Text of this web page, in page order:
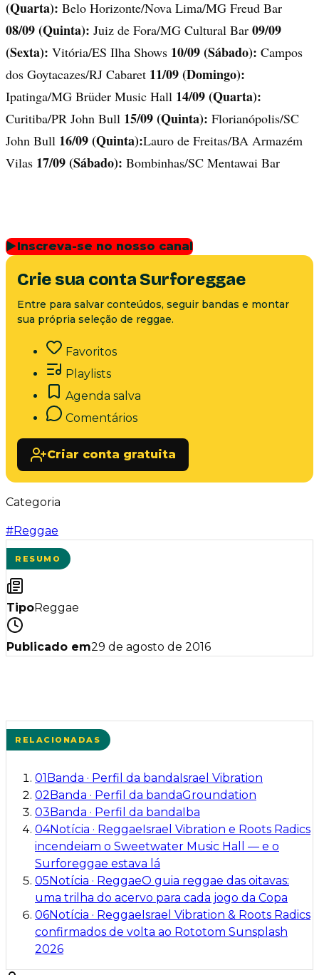
(Quarta): Belo Horizonte/Nova Lima/MG Freud Bar
08/09 (Quinta): Juiz de Fora/MG Cultural Bar 09/09
(Sexta): Vitória/ES Ilha Shows 10/09 (Sábado): Campos
dos Goytacazes/RJ Cabaret 11/09 (Domingo):
Ipatinga/MG Brüder Music Hall 14/09 (Quarta):
Curitiba/PR John Bull 15/09 (Quinta): Florianópolis/SC
John Bull 16/09 (Quinta):Lauro de Freitas/BA Armazém
Vilas 17/09 (Sábado): Bombinhas/SC Mentawai Bar
▶Inscreva-se no nosso canal
Crie sua conta Surforeggae
Entre para salvar conteúdos, seguir bandas e montar
sua própria seleção de reggae.
Favoritos
Playlists
Agenda salva
Comentários
Criar conta gratuita
Categoria
#Reggae
RESUMO
TipoReggae
Publicado em29 de agosto de 2016
RELACIONADAS
01 Banda · Perfil da banda Israel Vibration
02 Banda · Perfil da bandaGroundation
03 Banda · Perfil da banda Iba
04Notícia · Reggae Israel Vibration e Roots Radics
incendeiam o Sweetwater Music Hall — e o
Surforeggae estava lá
05 Notícia · ReggaeO guia reggae das oitavas:
uma trilha do acervo para cada jogo da Copa
06Notícia · Reggae Israel Vibration & Roots Radics
confirmados de volta ao Rototom Sunsplash
2026